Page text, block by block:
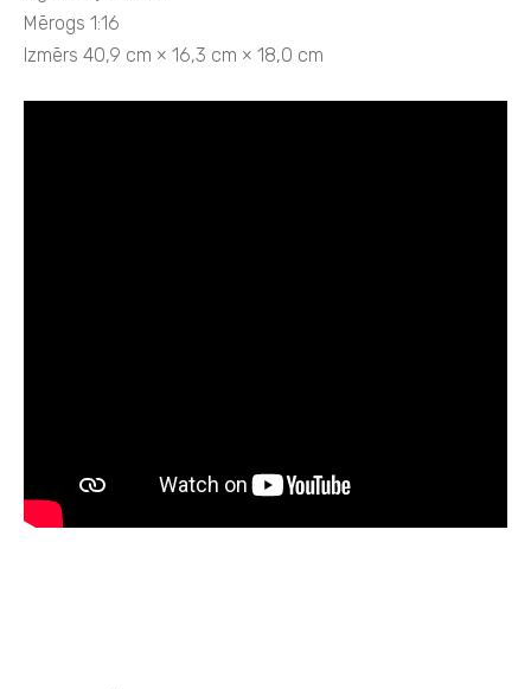
Mērogs 1:16
Izmērs 40,9 cm × 16,3 cm × 18,0 cm